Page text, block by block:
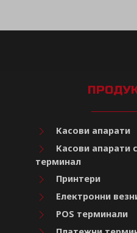
Касови апарати
Касови апарати
терминал
Принтери
Електронни
POS терминали